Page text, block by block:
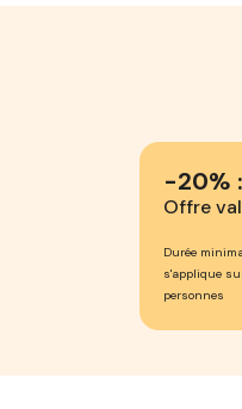
-20%
Offre
Durée
s'applique
personnes